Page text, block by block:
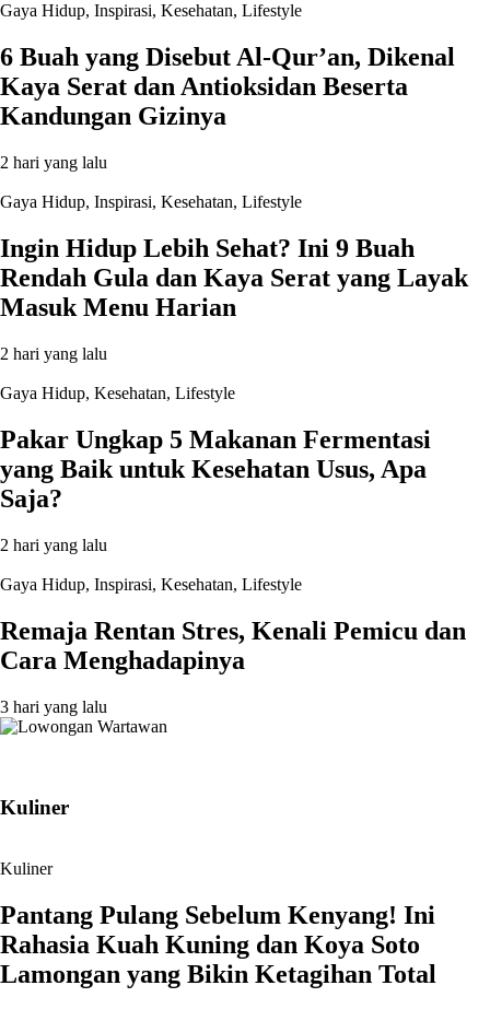
Gaya Hidup, Inspirasi, Kesehatan, Lifestyle
6 Buah yang Disebut Al-Qur’an, Dikenal
Kaya Serat dan Antioksidan Beserta
Kandungan Gizinya
2 hari yang lalu
Gaya Hidup, Inspirasi, Kesehatan, Lifestyle
Ingin Hidup Lebih Sehat? Ini 9 Buah
Rendah Gula dan Kaya Serat yang Layak
Masuk Menu Harian
2 hari yang lalu
Gaya Hidup, Kesehatan, Lifestyle
Pakar Ungkap 5 Makanan Fermentasi
yang Baik untuk Kesehatan Usus, Apa
Saja?
2 hari yang lalu
Gaya Hidup, Inspirasi, Kesehatan, Lifestyle
Remaja Rentan Stres, Kenali Pemicu dan
Cara Menghadapinya
3 hari yang lalu
Kuliner
Kuliner
Pantang Pulang Sebelum Kenyang! Ini
Rahasia Kuah Kuning dan Koya Soto
Lamongan yang Bikin Ketagihan Total